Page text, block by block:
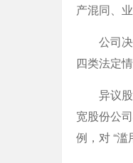
产混同、
公司
四类法定
异议
宽股份公
例，对 “滥